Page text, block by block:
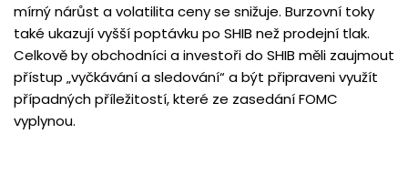
mírný nárůst a volatilita ceny se snižuje. Burzovní toky
také ukazují vyšší poptávku po SHIB než prodejní tlak.
Celkově by obchodníci a investoři do SHIB měli zaujmout
přístup „vyčkávání a sledování“ a být připraveni využít
případných příležitostí, které ze zasedání FOMC
vyplynou.